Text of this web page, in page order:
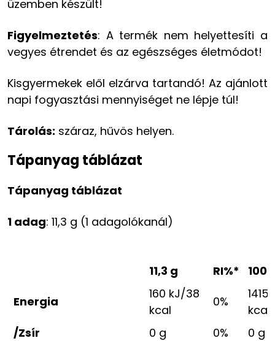
üzemben készült!
Figyelmeztetés: A termék nem helyettesíti a
vegyes étrendet és az egészséges életmódot!
Kisgyermekek elől elzárva tartandó! Az ajánlott
napi fogyasztási mennyiséget ne lépje túl!
Tárolás: száraz, hűvös helyen.
Tápanyag táblázat
Tápanyag táblázat
1 adag: 11,3 g (1 adagolókanál)
11,3 g RI%*
100
Energia
160 kJ/38
kcal
0%
kcal
/Zsír
0 g 0%
0 g